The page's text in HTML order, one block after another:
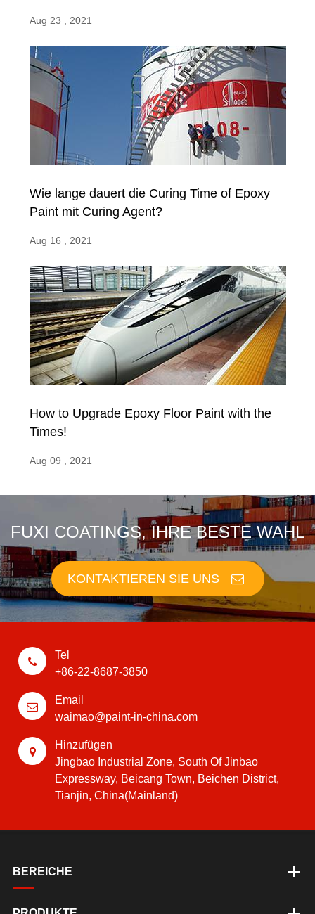
Aug 23 , 2021
Wie lange dauert die Curing Time of Epoxy
Paint mit Curing Agent?
Aug 16 , 2021
How to Upgrade Epoxy Floor Paint with the
Times!
Aug 09 , 2021
FUXI COATINGS, IHRE BESTE WAHL
KONTAKTIEREN SIE UNS
Tel
+86-22-8687-3850
Email
waimao@paint-in-china.com
Hinzufügen
Jingbao Industrial Zone, South Of Jinbao
Expressway, Beicang Town, Beichen District,
Tianjin, China(Mainland)
BEREICHE